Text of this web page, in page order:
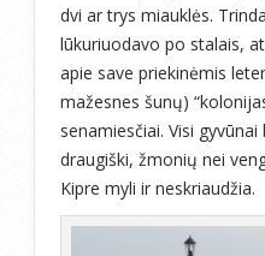
dvi ar trys miauklės.
lūkuriuodavo po stalais,
apie save priekinėmis
mažesnes šunų)
senamiesčiai. Visi
draugiški, žmonių nei
Kipre myli ir neskriaudžia.